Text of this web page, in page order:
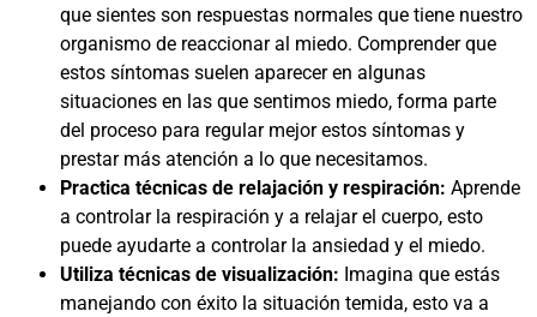
que sientes son respuestas normales que tiene nuestro
organismo de reaccionar al miedo. Comprender que
estos síntomas suelen aparecer en algunas
situaciones en las que sentimos miedo, forma parte
del proceso para regular mejor estos síntomas y
prestar más atención a lo que necesitamos.
Practica técnicas de relajación y respiración: Aprende
a controlar la respiración y a relajar el cuerpo, esto
puede ayudarte a controlar la ansiedad y el miedo.
Utiliza técnicas de visualización: Imagina que estás
manejando con éxito la situación temida, esto va a